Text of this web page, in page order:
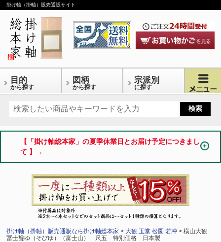
掛け軸（掛軸）販売通販サイト
目的
から探す
図柄
から探す
宗派別
に探す
【「掛け軸総本家」の夏季休業日とお届け予定につきまし
て 】→
掛け軸（掛軸）販売通販なら掛け軸総本家 > 大観 玉堂 松園 若冲 > 横山大観
冨士聳ゆ（そびゆ）（富士山） 尺五 特別価格 日本製